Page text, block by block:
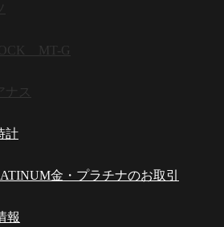
MT-G
ナス
計
金・プラチナのお取引
報